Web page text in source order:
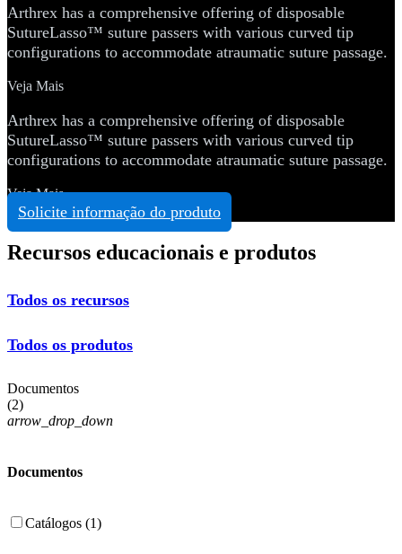
Arthrex has a comprehensive offering of disposable
SutureLasso™ suture passers with various curved tip
configurations to accommodate atraumatic suture passage.
Veja Mais
Arthrex has a comprehensive offering of disposable
SutureLasso™ suture passers with various curved tip
configurations to accommodate atraumatic suture passage.
Veja Mais
Solicite informação do produto
Recursos educacionais e produtos
Todos os recursos
Todos os produtos
Documentos
(2)
arrow_drop_down
Documentos
Catálogos (1)